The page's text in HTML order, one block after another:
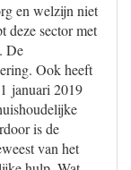
en welzijn niet
deze sector met
De
Ook heeft
januari 2019
is de
van het